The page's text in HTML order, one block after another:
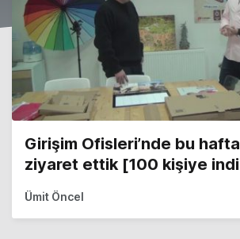
Girişim Ofisleri’nde bu
ziyaret ettik [100 kişiye
Ümit Öncel